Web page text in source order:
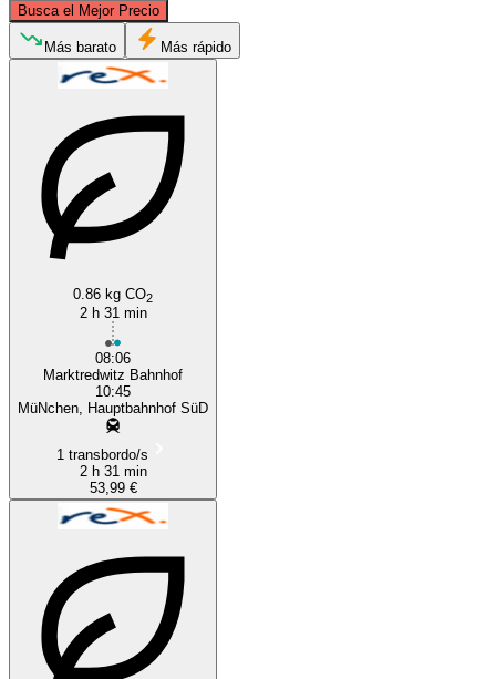
Busca el Mejor Precio
Más barato Más rápido
0.86 kg CO2
2 h 31 min
08:06
Marktredwitz Bahnhof
10:45
MüNchen, Hauptbahnhof SüD
1 transbordo/s
2 h 31 min
53,99 €